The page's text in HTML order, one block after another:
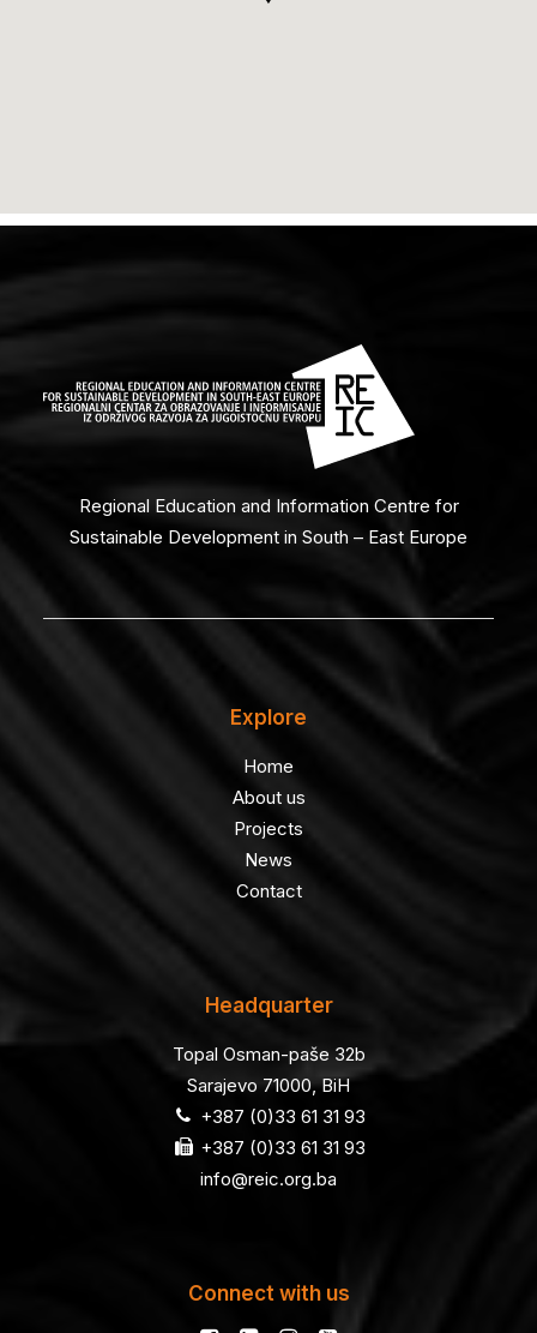
Regional Education and Information Centre for
Sustainable Development in South – East Europe
Explore
Home
About us
Projects
News
Contact
Headquarter
Topal Osman-paše 32b
Sarajevo 71000, BiH
+387 (0)33 61 31 93
+387 (0)33 61 31 93
info@reic.org.ba
Connect with us